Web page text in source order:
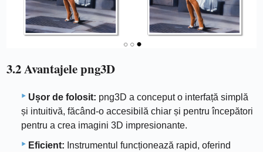
3.2 Avantajele png3D
Ușor de folosit: png3D a conceput o interfață simplă
și intuitivă, făcând-o accesibilă chiar și pentru începători
pentru a crea imagini 3D impresionante.
Eficient: Instrumentul funcționează rapid, oferind